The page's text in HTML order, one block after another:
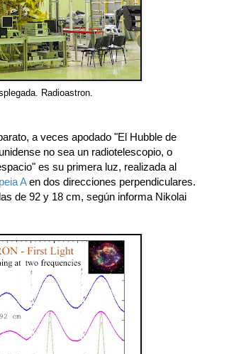
Radioastron.
a veces apodado "El Hubble de
no sea un radiotelescopio, o
es su primera luz, realizada al
Aen dos direcciones perpendiculares.
de 92 y 18 cm, según informa Nikolai